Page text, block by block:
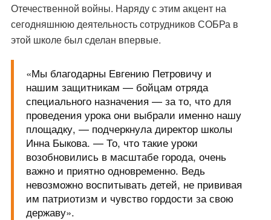
Отечественной войны. Наряду с этим акцент на
сегодняшнюю деятельность сотрудников СОБРа в
этой школе был сделан впервые.
«Мы благодарны Евгению Петровичу и
нашим защитникам — бойцам отряда
специального назначения — за то, что для
проведения урока они выбрали именно нашу
площадку, — подчеркнула директор школы
Инна Быкова. — То, что такие уроки
возобновились в масштабе города, очень
важно и приятно одновременно. Ведь
невозможно воспитывать детей, не прививая
им патриотизм и чувство гордости за свою
державу».